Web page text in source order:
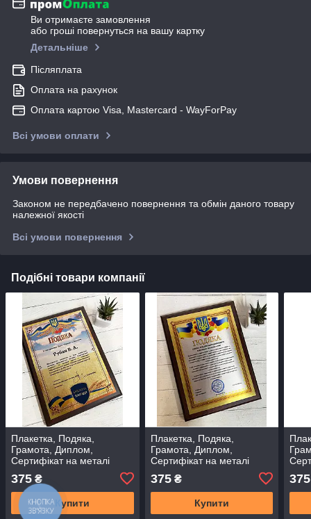
Ви отримаєте замовлення
або гроші повернуться на вашу картку
Детальніше
Післяплата
Оплата на рахунок
Оплата картою Visa, Mastercard - WayForPay
Всі умови оплати
Умови повернення
Законом не передбачено повернення та обмін даного товару
належної якості
Всі умови повернення
Подібні товари компанії
Плакетка, Подяка,
Грамота, Диплом,
Сертифікат на металі
375 ₴
Купити
Плакетка, Подяка,
Грамота, Диплом,
Сертифікат на металі
375₴
Купити
375